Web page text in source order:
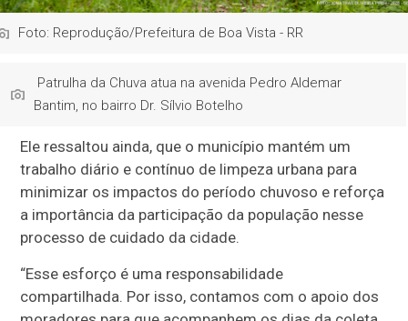
Foto: Reprodução/Prefeitura de Boa Vista - RR
Patrulha da Chuva atua na avenida Pedro Aldemar
Bantim, no bairro Dr. Sílvio Botelho
Ele ressaltou ainda, que o município mantém um
trabalho diário e contínuo de limpeza urbana para
minimizar os impactos do período chuvoso e reforça
a importância da participação da população nesse
processo de cuidado da cidade.
“Esse esforço é uma responsabilidade
compartilhada. Por isso, contamos com o apoio dos